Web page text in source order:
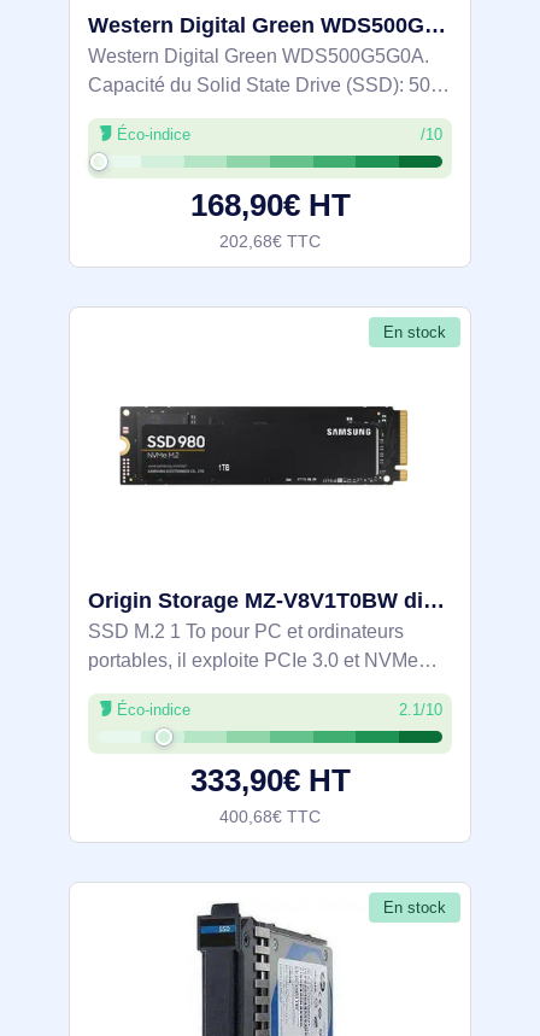
Western Digital Green WDS500G5G0A disque SSD 500 Go 2.5" Série ATA III 3D NAND
Western Digital Green WDS500G5G0A.
Capacité du Solid State Drive (SSD): 500
Go, Facteur de forme SSD: 2.5", Vitesse
de lecture: 545 Mo/s, composant pour: PC
Éco-indice /10
168,90€ HT
202,68€ TTC
En stock
Origin Storage MZ-V8V1T0BW disque SSD 1 To M.2 PCI Express 3.0 NVMe V-NAND
SSD M.2 1 To pour PC et ordinateurs
portables, il exploite PCIe 3.0 et NVMe
pour des accès réactifs. Basé sur mémoire
V-NAND, il associe format compact et
chiffrement matériel pour sécuriser les
Éco-indice 2.1/10
333,90€ HT
400,68€ TTC
En stock